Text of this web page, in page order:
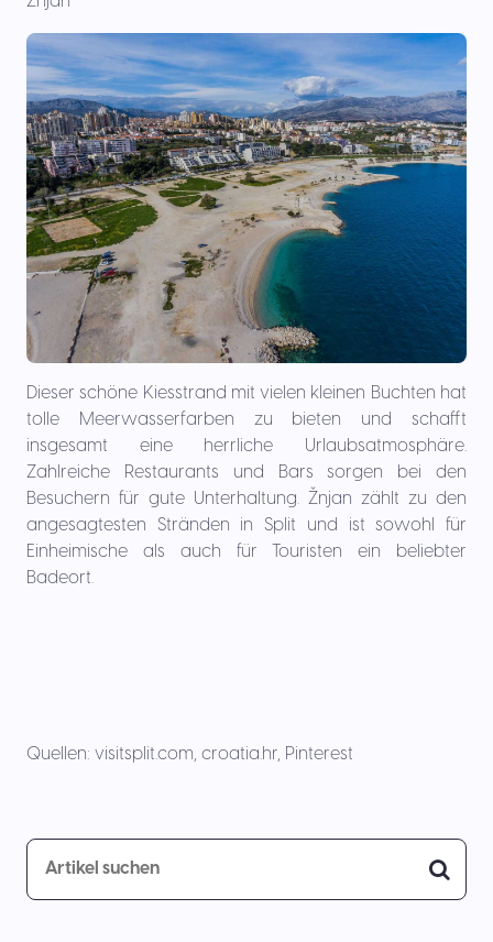
Dieser schöne Kiesstrand mit vielen kleinen Buchten hat
tolle Meerwasserfarben zu bieten und schafft
insgesamt eine herrliche Urlaubsatmosphäre.
Zahlreiche Restaurants und Bars sorgen bei den
Besuchern für gute Unterhaltung. Žnjan zählt zu den
angesagtesten Stränden in Split und ist sowohl für
Einheimische als auch für Touristen ein beliebter
Badeort.
Quellen: visitsplit.com, croatia.hr, Pinterest